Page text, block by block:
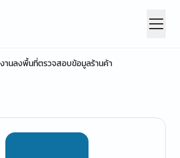
านลงพื้นที่ตรวจสอบข้อมูลร้านค้า